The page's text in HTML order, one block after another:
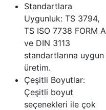
Standartlara
Uygunluk: TS 3794,
TS ISO 7738 FORM A
ve DIN 3113
standartlarına uygun
üretim.
Çeşitli Boyutlar:
Çeşitli boyut
seçenekleri ile çok